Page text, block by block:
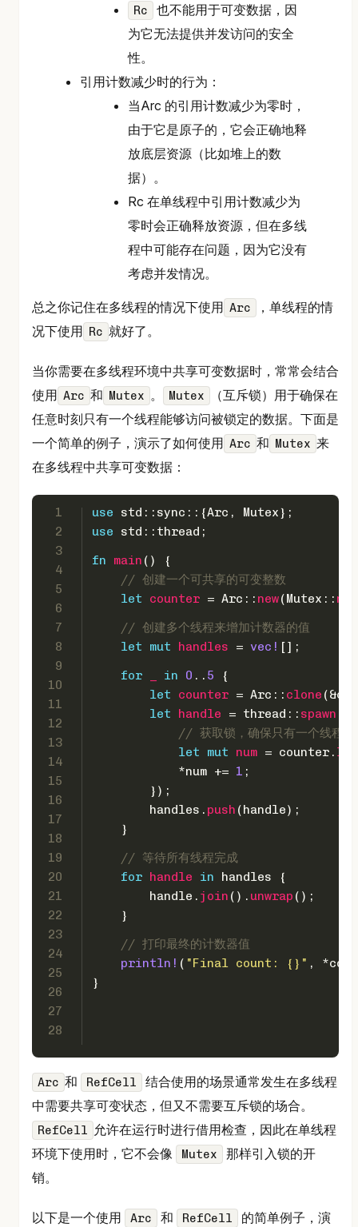
Rc
也不能用于可变数据，因
为它无法提供并发访问的安全
性。
引用计数减少时的行为：
当Arc 的引用计数减少为零时，
由于它是原子的，它会正确地释
放底层资源（比如堆上的数
据）。
Rc 在单线程中引用计数减少为
零时会正确释放资源，但在多线
程中可能存在问题，因为它没有
考虑并发情况。
总之你记住在多线程的情况下使用 Arc
，单线程的情
况下使用 Rc 就好了。
当你需要在多线程环境中共享可变数据时，常常会结合
使用 Arc 和 Mutex 。 Mutex
（互斥锁）用于确保在
任意时刻只有一个线程能够访问被锁定的数据。下面是
一个简单的例子，演示了如何使用 Arc 和 Mutex 来
在多线程中共享可变数据：
1
2
3
4
5
6
7
8
9
10
11
12
13
14
15
16
17
18
19
20
21
22
23
24
25
26
27
28
use std::sync::{Arc, Mutex};
use std::thread;
fn
main () {
// 创建一个可共享的可变整数
let
counter = Arc:: new(Mutex:: new
// 创建多个线程来增加计数器的值
let
mut handles = vec! [];
for
in 0 .. 5 {
let
counter = Arc:: clone
let
handle = thread:: spawn
// 获取锁，确保只有一个线程能
let
mut num = counter.
            *num +=
1 ;
        });
        handles.
push (handle);
    }
// 等待所有线程完成
for
handle in handles {
        handle.
join (). unwrap ();
    }
// 打印最终的计数器值
println! ( "Final count: {}" ,
}
Arc 和 RefCell
结合使用的场景通常发生在多线程
中需要共享可变状态，但又不需要互斥锁的场合。
RefCell 允许在运行时进行借用检查，因此在单线程
环境下使用时，它不会像
Mutex
那样引入锁的开
销。
以下是一个使用 Arc 和 RefCell
的简单例子，演